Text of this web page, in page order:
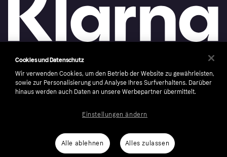
Copyright © 2005-2026 Klarna Bank AB (publ). Headquarters: Stockholm, Sweden. All
rights reserved. Klarna Bank AB (publ). Sveavägen 46, 111 34 Stockholm. Organization
number: 556737-0431
Cookies und Datenschutz
Wir verwenden Cookies, um den Betrieb der Website zu gewährleisten,
sowie zur Personalisierung und Analyse Ihres Surfverhaltens. Darüber
hinaus werden auch Daten an unsere Werbepartner übermittelt.
Alle ablehnen Alles zulassen
Einstellungen ändern